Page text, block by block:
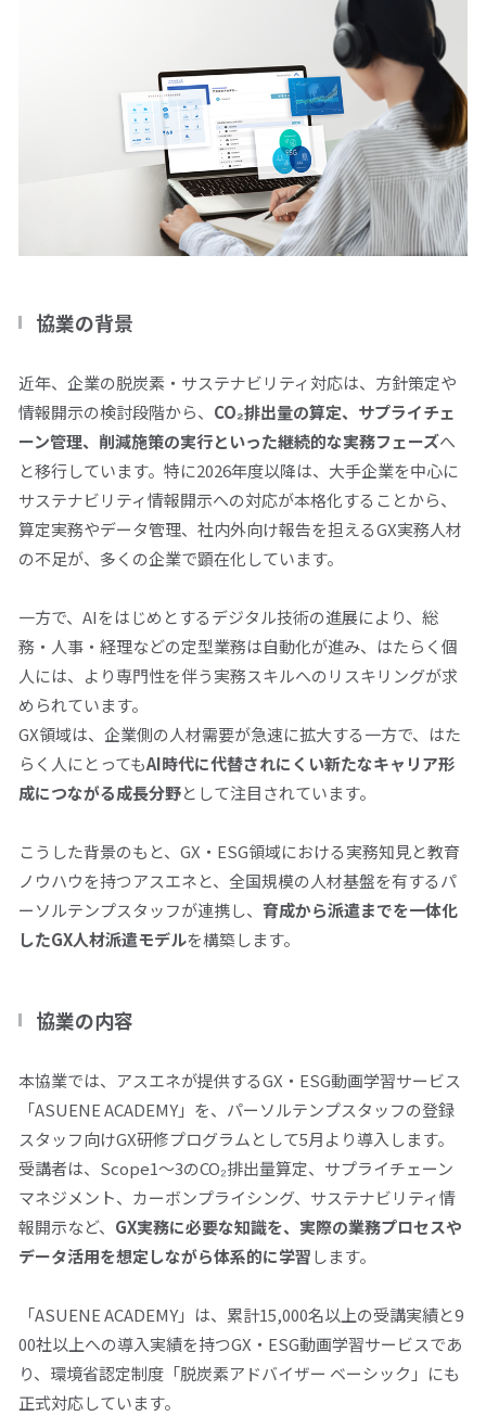
協業の背景
近年、企業の脱炭素・サステナビリティ対応は、方針策定や
情報開示の検討段階から、 CO₂排出量の算定、サプライチェ
ーン管理、削減施策の実行といった継続的な実務フェーズへ
と移行しています。特に2026年度以降は、大手企業を中心に
サステナビリティ情報開示への対応が本格化することから、
算定実務やデータ管理、社内外向け報告を担えるGX実務人材
の不足が、多くの企業で顕在化しています。
一方で、 AIをはじめとするデジタル技術の進展により、総
務・人事・経理などの定型業務は自動化が進み、はたらく個
人には、より専門性を伴う実務スキルへのリスキリングが求
められています。
GX領域は、企業側の人材需要が急速に拡大する一方で、はた
らく人にとってもAI時代に代替されにくい新たなキャリア形
成につながる成長分野として注目されています。
こうした背景のもと、 GX ・ ESG領域における実務知見と教育
ノウハウを持つアスエネと、全国規模の人材基盤を有するパ
ーソルテンプスタッフが連携し、 育成から派遣までを一体化
したGX人材派遣モデルを構築します。
協業の内容
本協業では、アスエネが提供するGX ・ ESG動画学習サービス
「ASUENE ACADEMY」を、パーソルテンプスタッフの登録
スタッフ向けGX研修プログラムとして5月より導入します。
受講者は、 Scope1〜3のCO₂排出量算定、サプライチェーン
マネジメント、カーボンプライシング、サステナビリティ情
報開示など、 GX実務に必要な知識を、実際の業務プロセスや
データ活用を想定しながら体系的に学習します。
「ASUENE ACADEMY」は、累計15,000名以上の受講実績と9
00社以上への導入実績を持つGX ・ ESG動画学習サービスであ
り、環境省認定制度「脱炭素アドバイザー ベーシック」にも
正式対応しています。